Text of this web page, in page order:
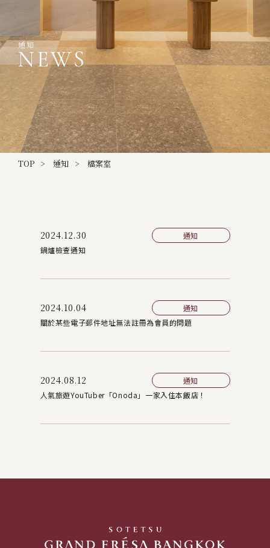
通知
NEWS
TOP 通知 檔案室
2024.12.30
通知
鍋爐檢查通知
2024.10.04
通知
關於某些電子郵件地址無法註冊為會員的問題
2024.08.12
通知
人氣旅遊YouTuber「Onoda」一家入住本飯店！